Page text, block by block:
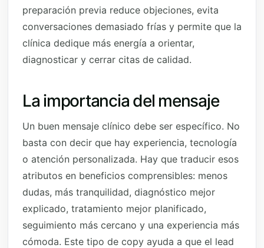
preparación previa reduce objeciones, evita
conversaciones demasiado frías y permite que la
clínica dedique más energía a orientar,
diagnosticar y cerrar citas de calidad.
La importancia del mensaje
Un buen mensaje clínico debe ser específico. No
basta con decir que hay experiencia, tecnología
o atención personalizada. Hay que traducir esos
atributos en beneficios comprensibles: menos
dudas, más tranquilidad, diagnóstico mejor
explicado, tratamiento mejor planificado,
seguimiento más cercano y una experiencia más
cómoda. Este tipo de copy ayuda a que el lead